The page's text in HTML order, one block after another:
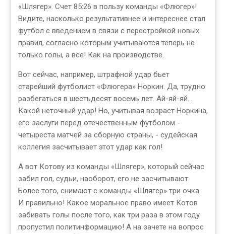
«Шлягер». Счет 85:26 в пользу команды «Флюгер»!
Видите, насколько результативнее и интереснее стал
футбол с введением в связи с перестройкой новых
правил, согласно которым учитываются теперь не
только голы, а все! Как на производстве.
Вот сейчас, например, штрафной удар бьет
старейший футболист «Флюгера» Норкин. Да, трудно
разбегаться в шестьдесят восемь лет. Ай-яй-яй...
Какой неточный удар! Но, учитывая возраст Норкина,
его заслуги перед отечественным футболом -
четыреста матчей за сборную страны, - судейская
коллегия засчитывает этот удар как гол!
А вот Котову из команды «Шлягер», который сейчас
забил гол, судьи, наоборот, его не засчитывают.
Более того, снимают с команды «Шлягер» три очка.
И правильно! Какое моральное право имеет Котов
забивать голы после того, как три раза в этом году
пропустил политинформацию! А на зачете на вопрос